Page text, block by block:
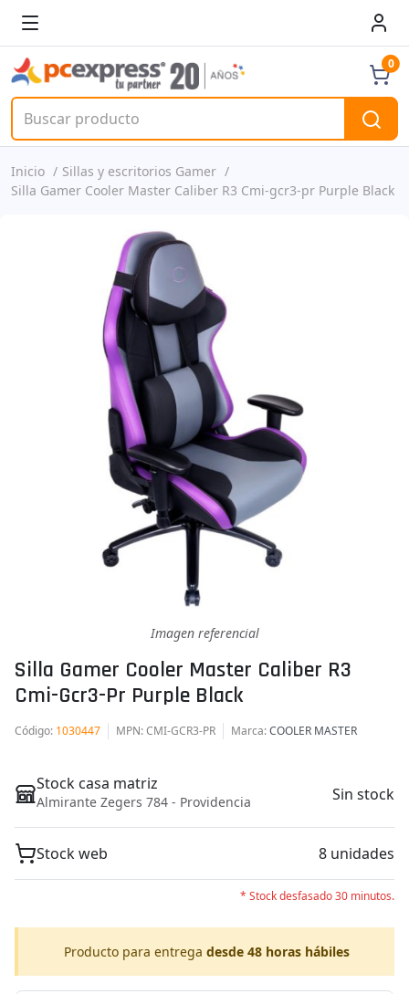
0
Inicio
Sillas y escritorios Gamer
Silla Gamer Cooler Master Caliber R3 Cmi-gcr3-pr Purple Black
Imagen referencial
Silla Gamer Cooler Master Caliber R3
Cmi-Gcr3-Pr Purple Black
Código: 1030447 MPN: CMI-GCR3-PR Marca:COOLER MASTER
Stock casa matriz
Almirante Zegers 784 - Providencia Sin stock
Stock web 8 unidades
* Stock desfasado 30 minutos.
Producto para entrega desde 48 horas hábiles